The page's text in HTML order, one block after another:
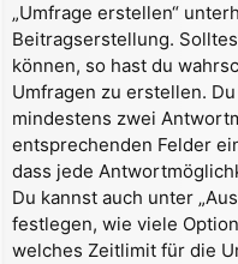
„Umfrage erstellen“
Beitragserstellung.
können, so hast du
Umfragen zu erstellen.
mindestens zwei
entsprechenden Felder
dass jede
Du kannst auch unter
festlegen, wie viele
welches Zeitlimit für die